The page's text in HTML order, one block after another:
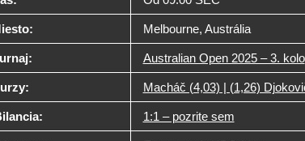
Melbourne, Austrália
Australian Open 2025 – 3. kolo
Macháč (4,03) | (1,26)
1:1 – pozrite sem